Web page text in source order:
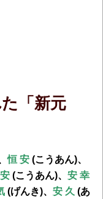
「新元
恒 安 (こうあん)、
(こうあん)、 安 幸
(げんき)、 安 久 (あ